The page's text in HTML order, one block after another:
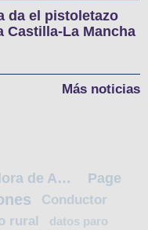
da el pistoletazo
Castilla-La Mancha
Más noticias
Estación Depuradora de Aguas Residuales Page
Conductor
rural datos paro